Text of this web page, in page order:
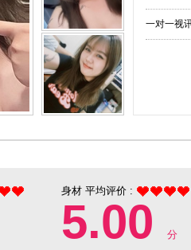
一对一视
身材 平均评价 :
5.00 分